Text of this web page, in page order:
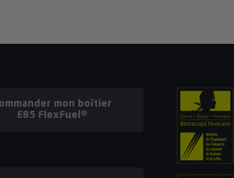
mon boîtier
E85 FlexFuel®